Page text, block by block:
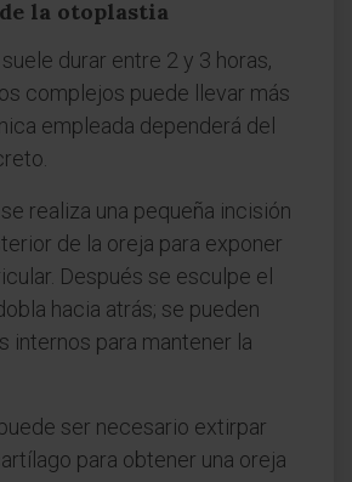
la otoplastia
durar entre 2 y 3 horas,
complejos puede llevar más
empleada dependerá del
realiza una pequeña incisión
de la oreja para exponer
Después se esculpe el
hacia atrás; se pueden
internos para mantener la
ser necesario extirpar
para obtener una oreja